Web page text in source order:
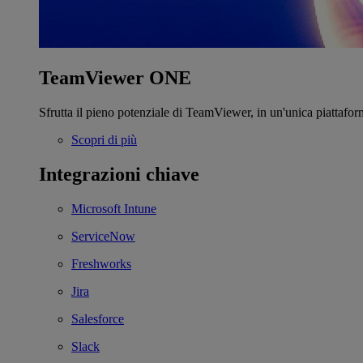
TeamViewer ONE
Sfrutta il pieno potenziale di TeamViewer, in un'unica
Scopri di più
Integrazioni chiave
Microsoft Intune
ServiceNow
Freshworks
Jira
Salesforce
Slack